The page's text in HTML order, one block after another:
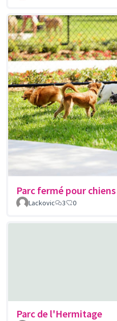
Parc fermé pour chiens
Lackovic 3 0
Parc de l'Hermitage